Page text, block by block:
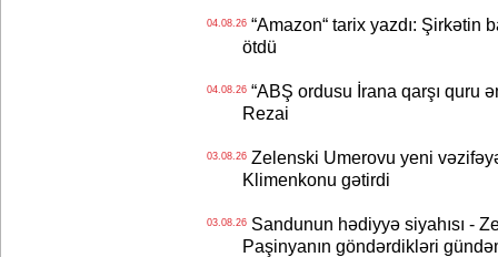
04.08.26“Amazon“ tarix yazdı: Şirkətin
ötdü
04.08.26“ABŞ ordusu İrana qarşı quru
Rezai
03.08.26Zelenski Umerovu yeni
Klimenkonu gətirdi
03.08.26Sandunun hədiyyə siyahısı -
Paşinyanın göndərdikləri